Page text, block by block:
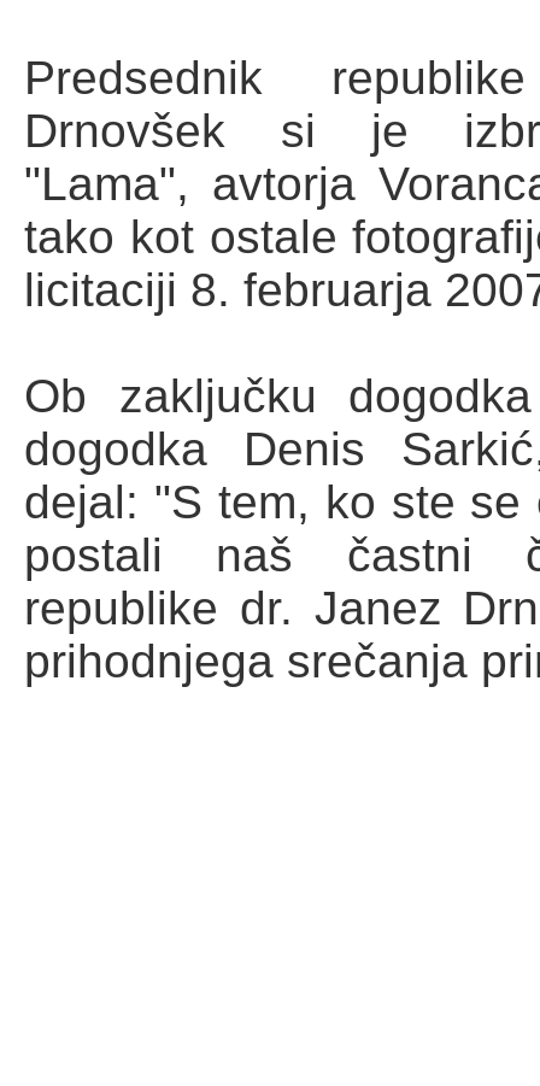
Predsednik
Drnovšek si je
"Lama", avtorja
tako kot ostale
licitaciji 8. februarja
Ob zaključku
dogodka Denis
dejal: "S tem, ko ste
postali naš častni
republike dr. Janez
prihodnjega srečanja